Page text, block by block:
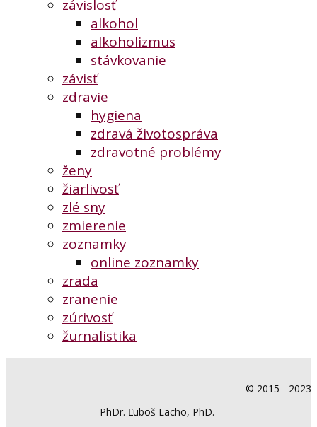
závislosť
alkohol
alkoholizmus
stávkovanie
závisť
zdravie
hygiena
zdravá životospráva
zdravotné problémy
ženy
žiarlivosť
zlé sny
zmierenie
zoznamky
online zoznamky
zrada
zranenie
zúrivosť
žurnalistika
© 2015 - 2023
PhDr. Ľuboš Lacho, PhD.